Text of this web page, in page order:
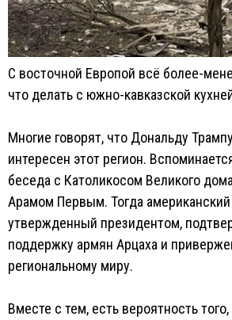
С восточной Европой всё более-
что делать с южно-кавказской
Многие говорят, что Дональду
интересен этот регион.
беседа с Католикосом Великого
Арамом Первым. Тогда
утвержденный президентом,
поддержку армян Арцаха и
региональному миру.
Вместе с тем, есть вероятность